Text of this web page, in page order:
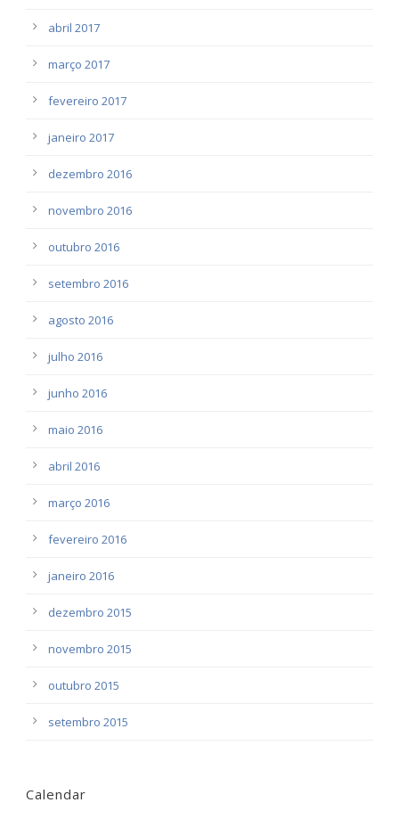
abril 2017
março 2017
fevereiro 2017
janeiro 2017
dezembro 2016
novembro 2016
outubro 2016
setembro 2016
agosto 2016
julho 2016
junho 2016
maio 2016
abril 2016
março 2016
fevereiro 2016
janeiro 2016
dezembro 2015
novembro 2015
outubro 2015
setembro 2015
Calendar